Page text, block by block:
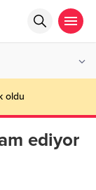
oldu
ediyor